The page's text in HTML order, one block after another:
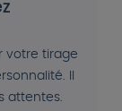
votre tirage
Il
attentes.